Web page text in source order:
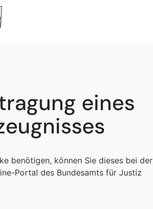
eines
benötigen, können Sie dieses bei der
Portal des Bundesamts für Justiz